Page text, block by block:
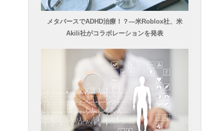
メタバースでADHD治療！？―米Roblox社、米
Akili社がコラボレーションを発表